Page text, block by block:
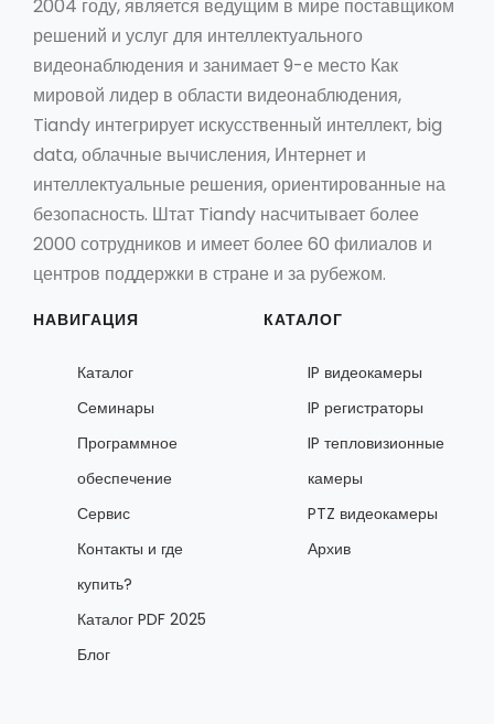
2004 году, является ведущим в мире поставщиком
решений и услуг для интеллектуального
видеонаблюдения и занимает 9-е место Как
мировой лидер в области видеонаблюдения,
Tiandy интегрирует искусственный интеллект, big
data, облачные вычисления, Интернет и
интеллектуальные решения, ориентированные на
безопасность. Штат Tiandy насчитывает более
2000 сотрудников и имеет более 60 филиалов и
центров поддержки в стране и за рубежом.
НАВИГАЦИЯ
Каталог
Семинары
Программное
обеспечение
Сервис
Контакты и где
купить?
Каталог PDF 2025
Блог
КАТАЛОГ
IP видеокамеры
IP регистраторы
IP тепловизионные
камеры
PTZ видеокамеры
Архив